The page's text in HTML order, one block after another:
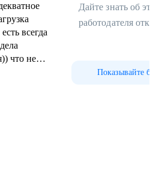
всегда
что не
что можно
Дайте знать об
работодателя
Показывайте